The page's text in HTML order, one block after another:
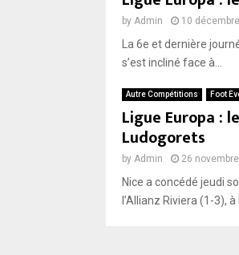
by Admin 10
La 6e et dernière
s’est incliné face à...
Autre Compétitions Foot
Ligue Europa :
Ludogorets
by Admin 26
Nice a concédé jeudi
l’Allianz Riviera (1-3), à